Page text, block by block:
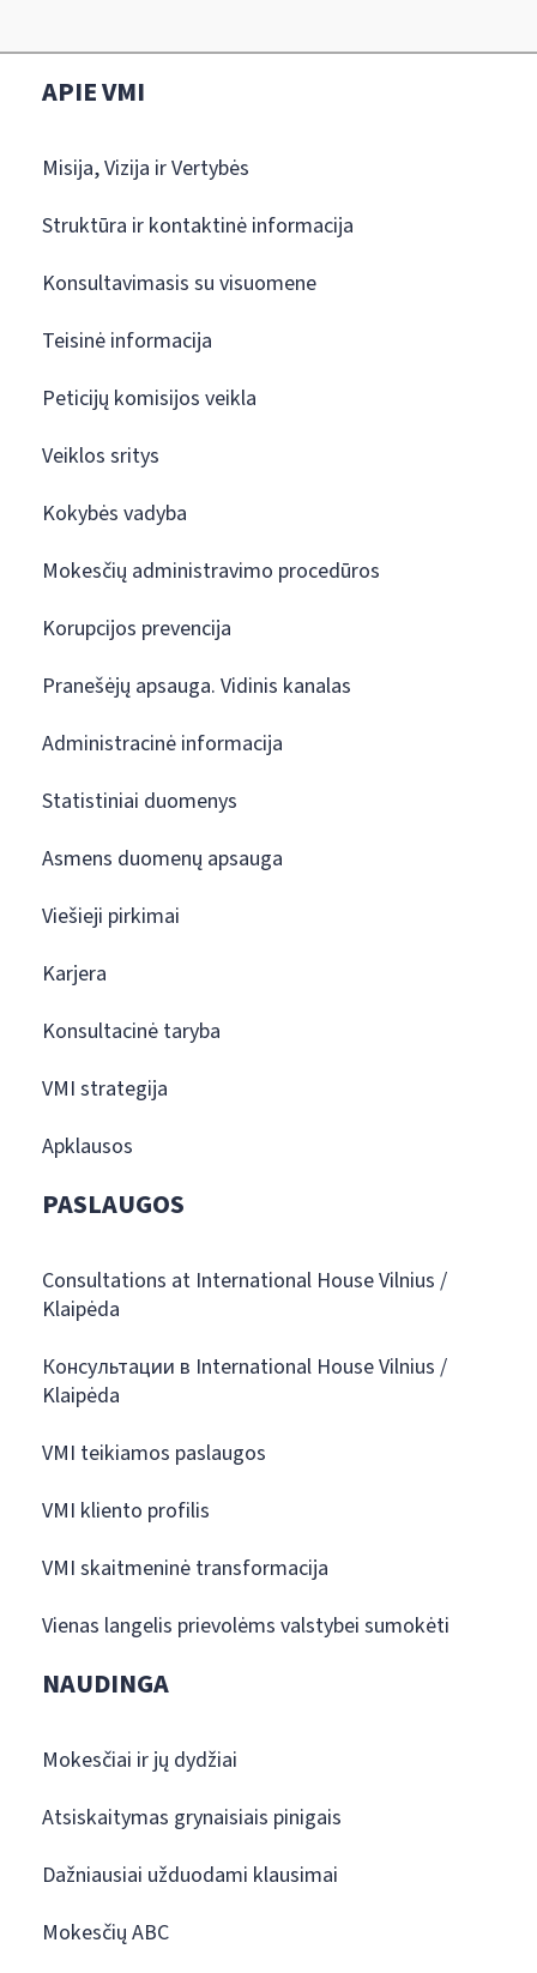
APIE VMI
Misija, Vizija ir Vertybės
Struktūra ir kontaktinė informacija
Konsultavimasis su visuomene
Teisinė informacija
Peticijų komisijos veikla
Veiklos sritys
Kokybės vadyba
Mokesčių administravimo procedūros
Korupcijos prevencija
Pranešėjų apsauga. Vidinis kanalas
Administracinė informacija
Statistiniai duomenys
Asmens duomenų apsauga
Viešieji pirkimai
Karjera
Konsultacinė taryba
VMI strategija
Apklausos
PASLAUGOS
Consultations at International House Vilnius /
Klaipėda
Консультации в International House Vilnius /
Klaipėda
VMI teikiamos paslaugos
VMI kliento profilis
VMI skaitmeninė transformacija
Vienas langelis prievolėms valstybei sumokėti
NAUDINGA
Mokesčiai ir jų dydžiai
Atsiskaitymas grynaisiais pinigais
Dažniausiai užduodami klausimai
Mokesčių ABC